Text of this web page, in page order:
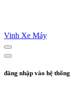
Vinh Xe Máy
đăng nhập vào hệ thống